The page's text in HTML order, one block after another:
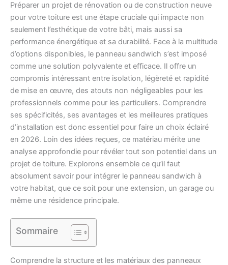
Préparer un projet de rénovation ou de construction neuve
pour votre toiture est une étape cruciale qui impacte non
seulement l’esthétique de votre bâti, mais aussi sa
performance énergétique et sa durabilité. Face à la multitude
d’options disponibles, le panneau sandwich s’est imposé
comme une solution polyvalente et efficace. Il offre un
compromis intéressant entre isolation, légèreté et rapidité
de mise en œuvre, des atouts non négligeables pour les
professionnels comme pour les particuliers. Comprendre
ses spécificités, ses avantages et les meilleures pratiques
d’installation est donc essentiel pour faire un choix éclairé
en 2026. Loin des idées reçues, ce matériau mérite une
analyse approfondie pour révéler tout son potentiel dans un
projet de toiture. Explorons ensemble ce qu’il faut
absolument savoir pour intégrer le panneau sandwich à
votre habitat, que ce soit pour une extension, un garage ou
même une résidence principale.
Sommaire
Comprendre la structure et les matériaux des panneaux